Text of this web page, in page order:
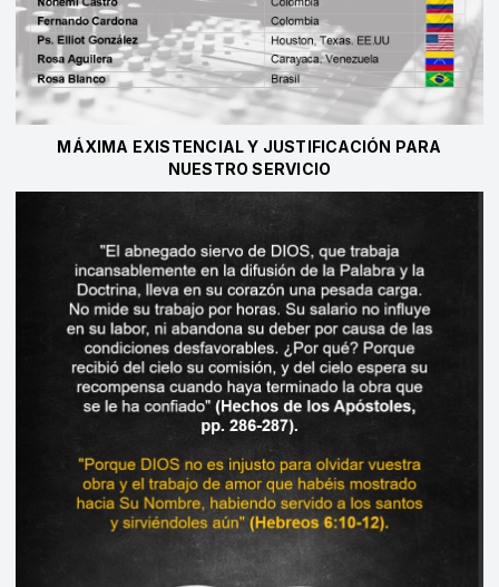
MÁXIMA EXISTENCIAL Y JUSTIFICACIÓN PARA
NUESTRO SERVICIO